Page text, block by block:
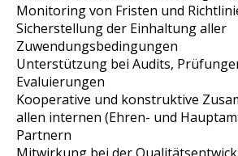
Monitoring von Fristen und
Sicherstellung der Einhaltung aller
Zuwendungsbedingungen
Unterstützung bei Audits,
Evaluierungen
Kooperative und konstruktive
allen internen (Ehren- und
Partnern